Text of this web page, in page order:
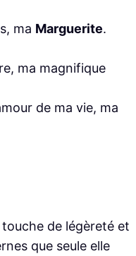
ma Marguerite.
ma magnifique
de ma vie, ma
de légèreté et
que seule elle